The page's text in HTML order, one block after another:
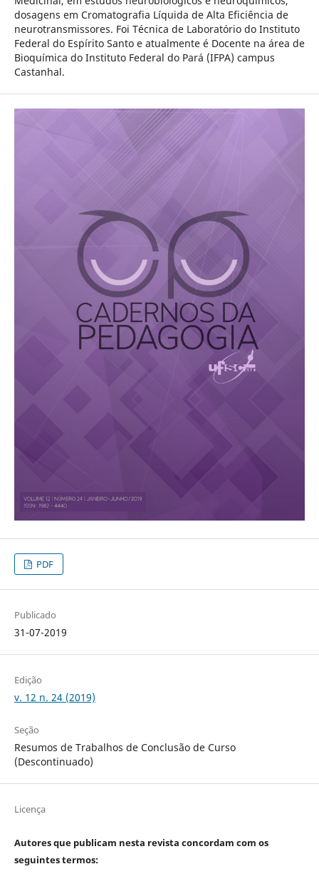
dosagens em Cromatografia Líquida de Alta Eficiência de
neurotransmissores. Foi Técnica de Laboratório do Instituto
Federal do Espírito Santo e atualmente é Docente na área de
Bioquímica do Instituto Federal do Pará (IFPA) campus
Castanhal.
PDF
Publicado
31-07-2019
Edição
v. 12 n. 24 (2019)
Seção
Resumos de Trabalhos de Conclusão de Curso
(Descontinuado)
Licença
Autores que publicam nesta revista concordam com os
seguintes termos: